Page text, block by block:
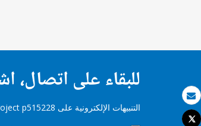
بريد الكتروني
Tweet
للبقاء على اتصال،
التنبيهات الإلكترونية على Project p515228